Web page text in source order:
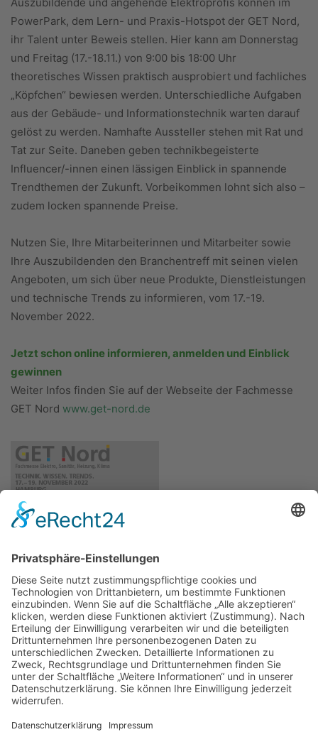
PowerPark, dem Lern- und Praxis-Hotspot der GET Nord,
ihr Talent unter Beweis stellen. Hier kann am Donnerstag
und Freitag (17.-18.11.) von 9:00 bis 18:00 Uhr
theoretisches Wissen praktisch ausprobiert und fachliches
„Köpfchen“ bewiesen werden. Unterschiedliche Aufgaben
aus der Gebäude- und Informationstechnik warten darauf
gelöst zu werden. Namhafte Aussteller stehen mit Rat und
Tat zur Seite. Daneben geben technikbegeisterte
Influencer/-innen einen lässigen Einblick in spannende
Trendthemen der Zukunft. Vorbeikommen lohnt sich also –
zudem locken spannende Preise.
Nutzen Sie, Ihre Mitarbeiterinnen und Mitarbeiter sowie
Ihre Auszubildenden den Branchentreff mit seinen vielen
Angeboten, um sich über neue Produkte, Dienstleistungen
und technische Trends zu informieren, vom 17.-19.
November 2022.
Jetzt schon online informieren, anmelden und Einblick
gewinnen
Weiter Infos finden Sie auf der Webseite der Fachmesse
GET Nord www.get-nord.de
ÜBER UNS
KIEL LOKAL
Carsten Frahm Verlag, Inhaber Carsten Frahm
24113 Kiel